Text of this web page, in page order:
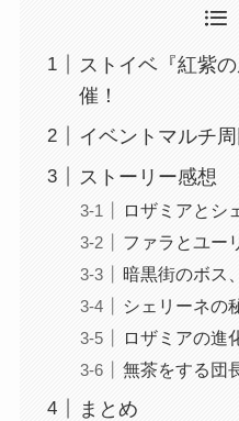
ストイベ『紅紫
催！
イベントマルチ
ストーリー感想
ロザミアとシ
ファラとユー
暗黒街のボス
シェリーネの
ロザミアの進
無茶をする団
まとめ